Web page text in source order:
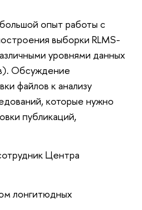
опыт работы с
выборки RLMS-
уровнями данных
Обсуждение
файлов к анализу
которые нужно
публикаций,
Центра
лонгитюдных